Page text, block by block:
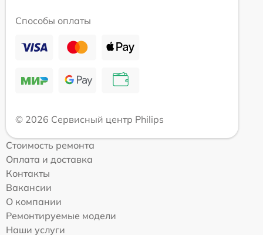
Способы оплаты
© 2026 Сервисный центр Philips
Стоимость ремонта
Оплата и доставка
Контакты
Вакансии
О компании
Ремонтируемые модели
Наши услуги